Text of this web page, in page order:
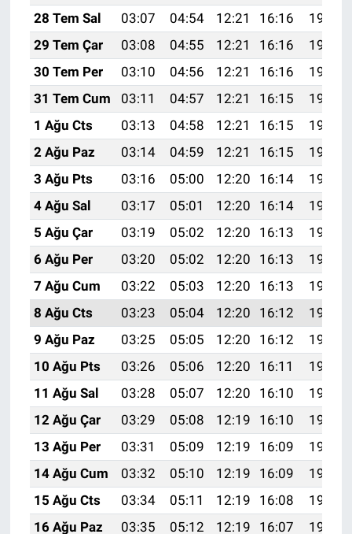
28 Tem Sal
03:07 04:54 12:21 16:16
19:38
29 Tem Çar
03:08 04:55 12:21 16:16
19:37
30 Tem Per
03:10 04:56 12:21 16:16
19:36
31 Tem Cum
03:11 04:57 12:21 16:15
19:35
1 Ağu Cts
03:13 04:58 12:21 16:15
19:34
2 Ağu Paz
03:14 04:59 12:21 16:15
19:33
3 Ağu Pts
03:16 05:00 12:20 16:14
19:31
4 Ağu Sal
03:17 05:01 12:20 16:14
19:30
5 Ağu Çar
03:19 05:02 12:20 16:13
19:29
6 Ağu Per
03:20 05:02 12:20 16:13
19:28
7 Ağu Cum
03:22 05:03 12:20 16:13
19:27
8 Ağu Cts
03:23 05:04 12:20 16:12
19:25
9 Ağu Paz
03:25 05:05 12:20 16:12
19:24
10 Ağu Pts
03:26 05:06 12:20 16:11
19:23
11 Ağu Sal
03:28 05:07 12:20 16:10
19:22
12 Ağu Çar
03:29 05:08 12:19 16:10
19:20
13 Ağu Per
03:31 05:09 12:19 16:09
19:19
14 Ağu Cum
03:32 05:10 12:19 16:09
19:18
15 Ağu Cts
03:34 05:11 12:19 16:08
19:16
16 Ağu Paz
03:35 05:12 12:19 16:07
19:15